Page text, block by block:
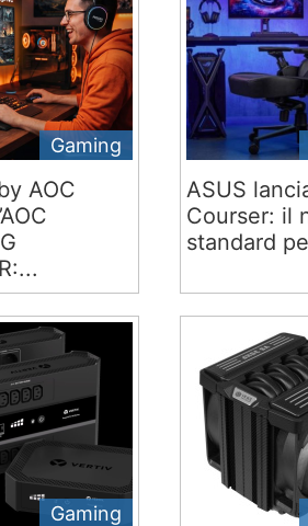
Gaming
AOC
ASUS
Courser: il
standard
Gaming